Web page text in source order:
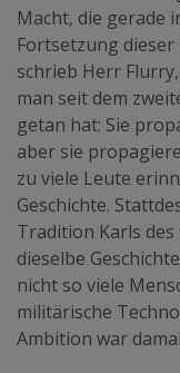
Macht, die gerade
Fortsetzung
schrieb Herr
man seit dem
getan hat: Sie
aber sie
zu viele Leute
Geschichte.
Tradition Karls
dieselbe
nicht so viele
militärische
Ambition war